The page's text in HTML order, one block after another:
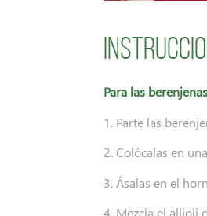
Para las
1. Parte las
2. Colócalas en
3. Ásalas en el
4. Mezcla el allioli